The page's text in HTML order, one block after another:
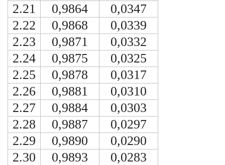
2.21
0,9864
0,0347
2.22
0,9868
0,0339
2.23
0,9871
0,0332
2.24
0,9875
0,0325
2.25
0,9878
0,0317
2.26
0,9881
0,0310
2.27
0,9884
0,0303
2.28
0,9887
0,0297
2.29
0,9890
0,0290
2.30
0,9893
0,0283